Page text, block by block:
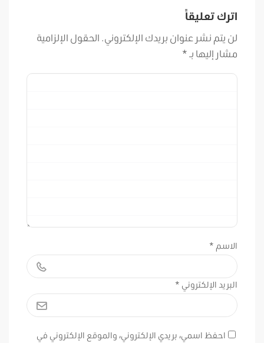
اترك تعليقاً
لن يتم نشر عنوان بريدك الإلكتروني. الحقول الإلزامية
مشار إليها بـ*
الاسم *
البريد الإلكتروني *
احفظ اسمي، بريدي الإلكتروني، والموقع الإلكتروني في